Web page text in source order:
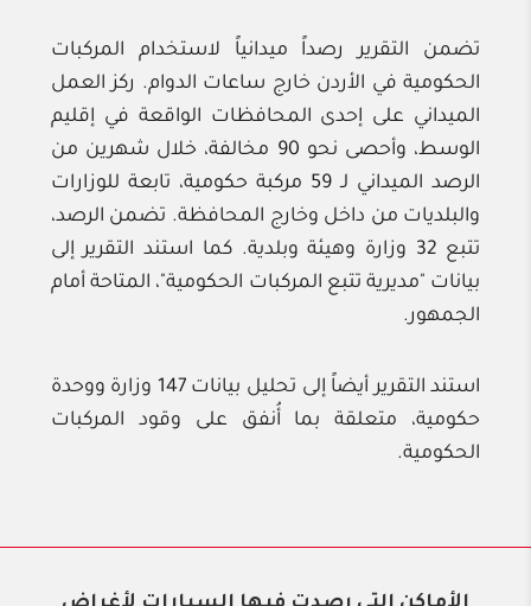
تضمن التقرير رصداً ميدانياً لاستخدام المركبات
الحكومية في الأردن خارج ساعات الدوام. ركز العمل
الميداني على إحدى المحافظات الواقعة في إقليم
الوسط، وأحصى نحو 90 مخالفة، خلال شهرين من
الرصد الميداني لـ 59 مركبة حكومية، تابعة للوزارات
والبلديات من داخل وخارج المحافظة. تضمن الرصد،
تتبع 32 وزارة وهيئة وبلدية. كما استند التقرير إلى
بيانات "مديرية تتبع المركبات الحكومية"، المتاحة أمام
الجمهور.
استند التقرير أيضاً إلى تحليل بيانات 147 وزارة ووحدة
حكومية، متعلقة بما أُنفق على وقود المركبات
الحكومية.